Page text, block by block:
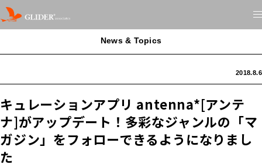
News & Topics
2018.8.6
キュレーションアプリ antenna*[アンテ
ナ]がアップデート！多彩なジャンルの「マ
ガジン」をフォローできるようになりまし
た